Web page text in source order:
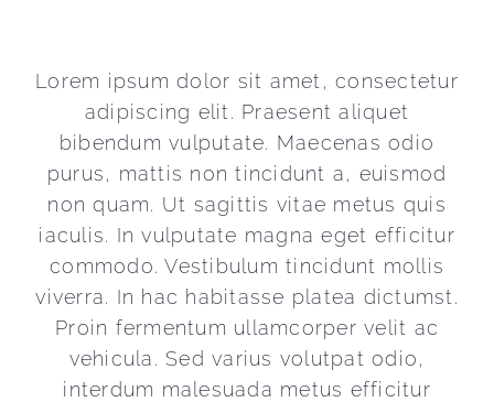
Lorem ipsum dolor sit amet, consectetur
adipiscing elit. Praesent aliquet
bibendum vulputate. Maecenas odio
purus, mattis non tincidunt a, euismod
non quam. Ut sagittis vitae metus quis
iaculis. In vulputate magna eget efficitur
commodo. Vestibulum tincidunt mollis
viverra. In hac habitasse platea dictumst.
Proin fermentum ullamcorper velit ac
vehicula. Sed varius volutpat odio,
interdum malesuada metus efficitur